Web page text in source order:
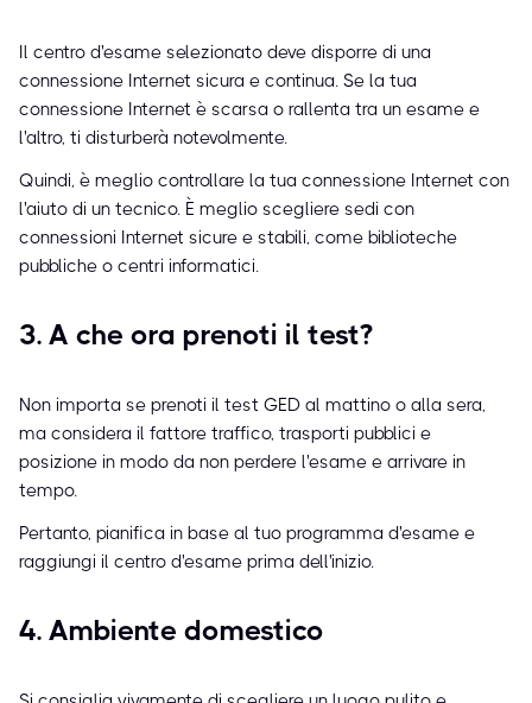
Il centro d'esame selezionato deve disporre di una
connessione Internet sicura e continua. Se la tua
connessione Internet è scarsa o rallenta tra un esame e
l'altro, ti disturberà notevolmente.
Quindi, è meglio controllare la tua connessione Internet con
l'aiuto di un tecnico. È meglio scegliere sedi con
connessioni Internet sicure e stabili, come biblioteche
pubbliche o centri informatici.
3. A che ora prenoti il test?
Non importa se prenoti il test GED al mattino o alla sera,
ma considera il fattore traffico, trasporti pubblici e
posizione in modo da non perdere l'esame e arrivare in
tempo.
Pertanto, pianifica in base al tuo programma d'esame e
raggiungi il centro d'esame prima dell'inizio.
4. Ambiente domestico